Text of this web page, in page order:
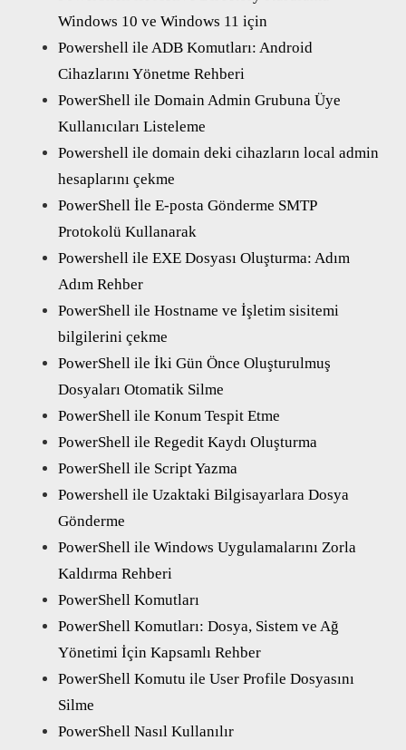
Windows 10 ve Windows 11 için
Powershell ile ADB Komutları: Android
Cihazlarını Yönetme Rehberi
PowerShell ile Domain Admin Grubuna Üye
Kullanıcıları Listeleme
Powershell ile domain deki cihazların local admin
hesaplarını çekme
PowerShell İle E-posta Gönderme SMTP
Protokolü Kullanarak
Powershell ile EXE Dosyası Oluşturma: Adım
Adım Rehber
PowerShell ile Hostname ve İşletim sisitemi
bilgilerini çekme
PowerShell ile İki Gün Önce Oluşturulmuş
Dosyaları Otomatik Silme
PowerShell ile Konum Tespit Etme
PowerShell ile Regedit Kaydı Oluşturma
PowerShell ile Script Yazma
Powershell ile Uzaktaki Bilgisayarlara Dosya
Gönderme
PowerShell ile Windows Uygulamalarını Zorla
Kaldırma Rehberi
PowerShell Komutları
PowerShell Komutları: Dosya, Sistem ve Ağ
Yönetimi İçin Kapsamlı Rehber
PowerShell Komutu ile User Profile Dosyasını
Silme
PowerShell Nasıl Kullanılır